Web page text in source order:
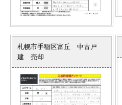
札幌市手稲区富丘 中古戸
建 売却